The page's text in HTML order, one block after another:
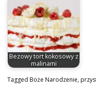
Bezowy tort kokosowy z
malinami
Tagged Boże Narodzenie,